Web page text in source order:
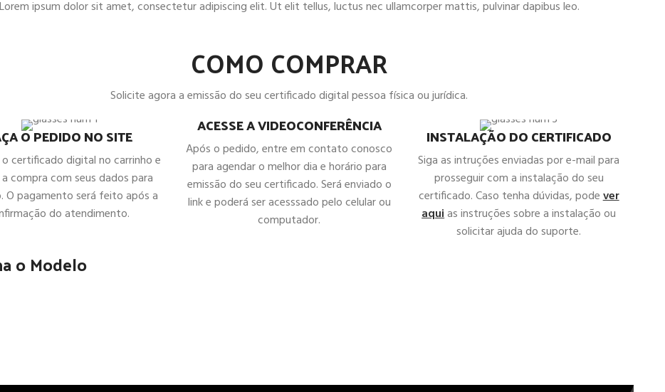
Lorem ipsum dolor sit amet, consectetur adipiscing elit. Ut elit tellus, luctus nec ullamcorper mattis, pulvinar dapibus leo.
COMO COMPRAR
Solicite agora a emissão do seu certificado digital pessoa física ou jurídica.
O PEDIDO NO SITE
certificado digital no carrinho e
compra com seus dados para
O pagamento será feito após a
do atendimento.
ACESSE A VIDEOCONFERÊNCIA
Após o pedido, entre em contato conosco
para agendar o melhor dia e horário para
emissão do seu certificado. Será enviado o
link e poderá ser acesssado pelo celular ou
computador.
INSTALAÇÃO DO CERTIFICADO
Siga as intruções enviadas por e-mail para
prosseguir com a instalação do seu
certificado. Caso tenha dúvidas, podever
aquias instruções sobre a instalação ou
solicitar ajuda do suporte.
o Modelo